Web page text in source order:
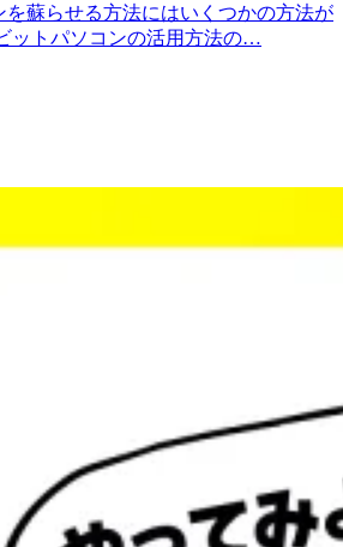
を蘇らせる方法にはいくつかの方法が
ットパソコンの活用方法の…